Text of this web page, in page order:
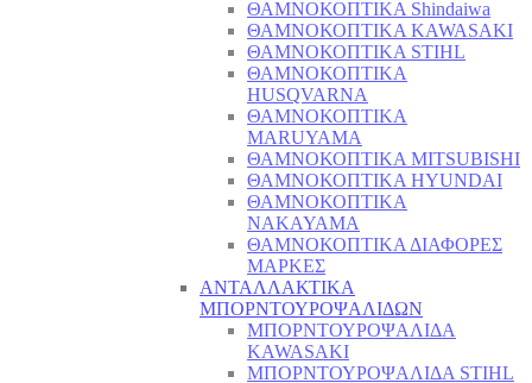
ΘΑΜΝΟΚΟΠΤΙΚΑ Shindaiwa
ΘΑΜΝΟΚΟΠΤΙΚΑ KAWASAKI
ΘΑΜΝΟΚΟΠΤΙΚΑ STIHL
ΘΑΜΝΟΚΟΠΤΙΚΑ
HUSQVARNA
ΘΑΜΝΟΚΟΠΤΙΚΑ
MARUYAMA
ΘΑΜΝΟΚΟΠΤΙΚΑ MITSUBISHI
ΘΑΜΝΟΚΟΠΤΙΚΑ HYUNDAI
ΘΑΜΝΟΚΟΠΤΙΚΑ
NAKAYAMA
ΘΑΜΝΟΚΟΠΤΙΚΑ ΔΙΑΦΟΡΕΣ
ΜΑΡΚΕΣ
ΑΝΤΑΛΛΑΚΤΙΚΑ
ΜΠΟΡΝΤΟΥΡΟΨΑΛΙΔΩΝ
ΜΠΟΡΝΤΟΥΡΟΨΑΛΙΔΑ
KAWASAKI
ΜΠΟΡΝΤΟΥΡΟΨΑΛΙΔΑ STIHL